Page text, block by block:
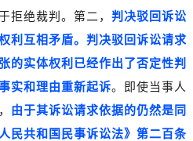
拒绝裁判。第二， 判决驳回诉讼
利互相矛盾。判决驳回诉讼请求
的实体权利已经作出了否定性判
实和理由重新起诉。即使当事人
， 由于其诉讼请求依据的仍然是同
民共和国民事诉讼法》第二百条